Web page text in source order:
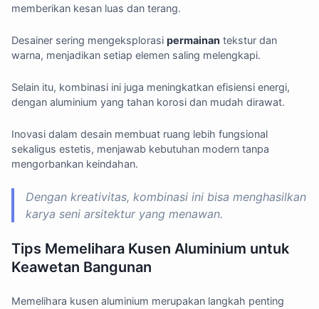
memberikan kesan luas dan terang.
Desainer sering mengeksplorasi permainan tekstur dan
warna, menjadikan setiap elemen saling melengkapi.
Selain itu, kombinasi ini juga meningkatkan efisiensi energi,
dengan aluminium yang tahan korosi dan mudah dirawat.
Inovasi dalam desain membuat ruang lebih fungsional
sekaligus estetis, menjawab kebutuhan modern tanpa
mengorbankan keindahan.
Dengan kreativitas, kombinasi ini bisa menghasilkan
karya seni arsitektur yang menawan.
Tips Memelihara Kusen Aluminium untuk
Keawetan Bangunan
Memelihara kusen aluminium merupakan langkah penting